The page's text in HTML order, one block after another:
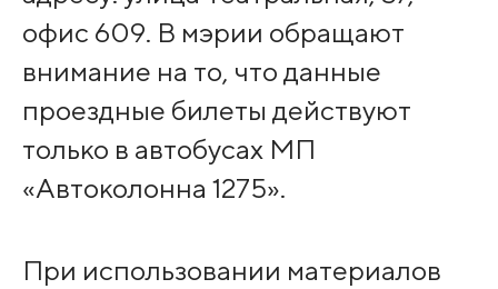
офис 609. В мэрии обращают
внимание на то, что данные
проездные билеты действуют
только в автобусах МП
«Автоколонна 1275».
При использовании материалов